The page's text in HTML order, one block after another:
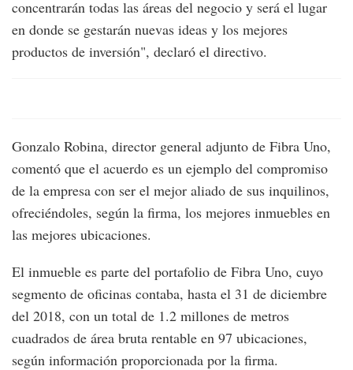
concentrarán todas las áreas del negocio y será el lugar
en donde se gestarán nuevas ideas y los mejores
productos de inversión", declaró el directivo.
Gonzalo Robina, director general adjunto de Fibra Uno,
comentó que el acuerdo es un ejemplo del compromiso
de la empresa con ser el mejor aliado de sus inquilinos,
ofreciéndoles, según la firma, los mejores inmuebles en
las mejores ubicaciones.
El inmueble es parte del portafolio de Fibra Uno, cuyo
segmento de oficinas contaba, hasta el 31 de diciembre
del 2018, con un total de 1.2 millones de metros
cuadrados de área bruta rentable en 97 ubicaciones,
según información proporcionada por la firma.